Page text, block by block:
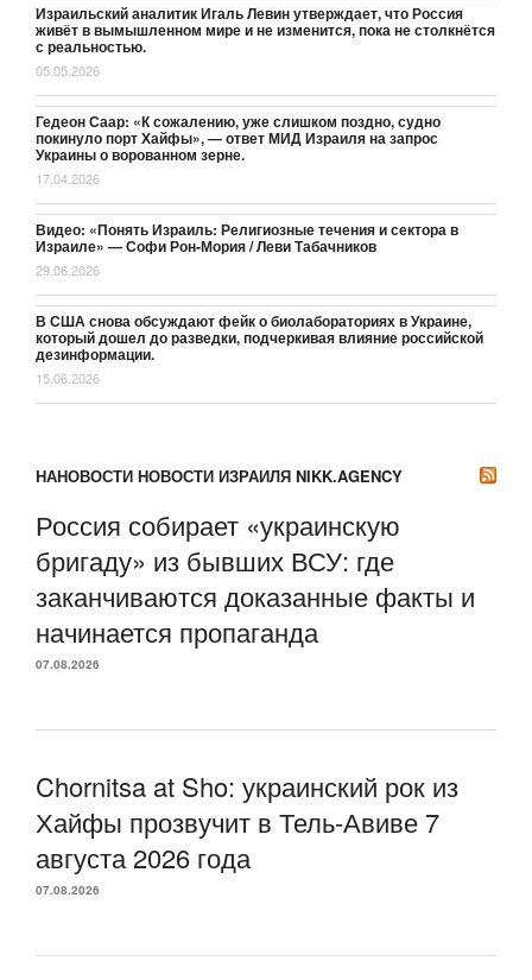
Израильский аналитик Игаль Левин утверждает, что Россия
живёт в вымышленном мире и не изменится, пока не столкнётся
с реальностью.
05.05.2026
Гедеон Саар: «К сожалению, уже слишком поздно, судно
покинуло порт Хайфы», — ответ МИД Израиля на запрос
Украины о ворованном зерне.
17.04.2026
Видео: «Понять Израиль: Религиозные течения и сектора в
Израиле» — Софи Рон-Мория / Леви Табачников
29.06.2026
В США снова обсуждают фейк о биолабораториях в Украине,
который дошел до разведки, подчеркивая влияние российской
дезинформации.
15.06.2026
НАНОВОСТИ НОВОСТИ ИЗРАИЛЯ NIKK.AGENCY
Россия собирает «украинскую
бригаду» из бывших ВСУ: где
заканчиваются доказанные факты и
начинается пропаганда
07.08.2026
Chornitsa at Sho: украинский рок из
Хайфы прозвучит в Тель-Авиве 7
августа 2026 года
07.08.2026